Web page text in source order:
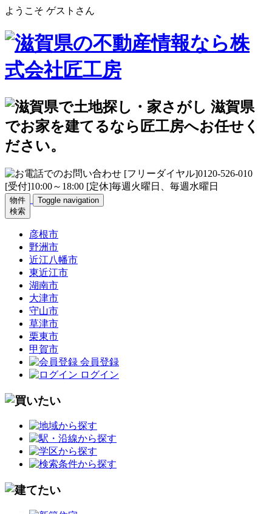
ようこそ ゲストさん
物件
検索
Toggle navigation
彦根市
野洲市
近江八幡市
東近江市
湖南市
大津市
守山市
草津市
栗東市
甲賀市
会員登録
ログイン